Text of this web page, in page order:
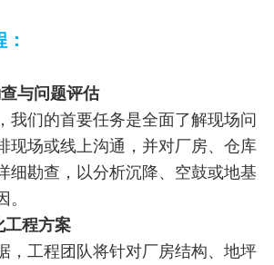
与问题评估
我们的首要任务是全面了解现场问
现场或线上沟通，并对厂房、仓库
细勘查，以分析沉降、空鼓或地基
程方案
，工程团队将针对厂房结构、地坪